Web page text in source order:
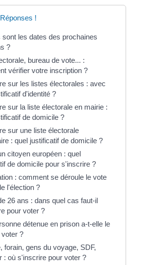
!
sont les dates des prochaines
?
bureau de vote... :
vérifier votre inscription ?
sur les listes électorales : avec
d'identité ?
sur la liste électorale en mairie :
de domicile ?
sur une liste électorale
: quel justificatif de domicile ?
citoyen européen : quel
de domicile pour s'inscrire ?
: comment se déroule le vote
l'élection ?
26 ans : dans quel cas faut-il
pour voter ?
détenue en prison a-t-elle le
?
forain, gens du voyage, SDF,
: où s'inscrire pour voter ?